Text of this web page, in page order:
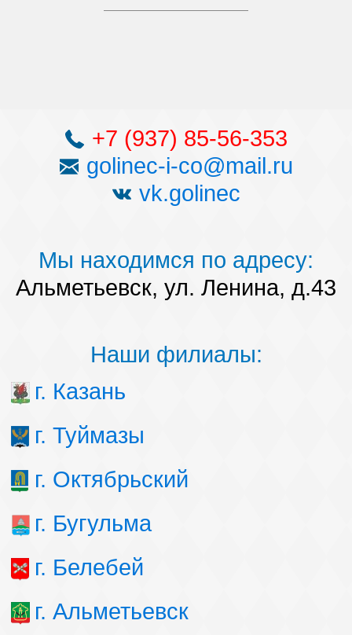
+7 (937) 85-56-353
golinec-i-co@mail.ru
vk.golinec
Мы находимся по адресу:
Альметьевск, ул. Ленина, д.43
Наши филиалы:
г. Казань
г. Туймазы
г. Октябрьский
г. Бугульма
г. Белебей
г. Альметьевск